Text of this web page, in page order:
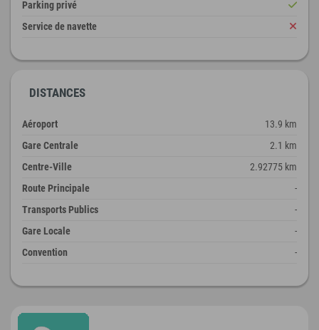
Parking privé
Service de navette
DISTANCES
Aéroport
13.9 km
Gare Centrale
2.1 km
Centre-Ville
2.92775 km
Route Principale
-
Transports Publics
-
Gare Locale
-
Convention
-